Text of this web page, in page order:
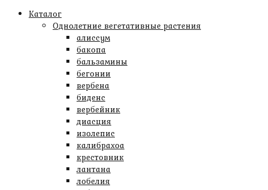
Каталог
Однолетние вегетативные растения
алиссум
бакопа
бальзамины
бегонии
вербена
биденс
вербейник
диасция
изолепис
калибрахоа
крестовник
лантана
лобелия